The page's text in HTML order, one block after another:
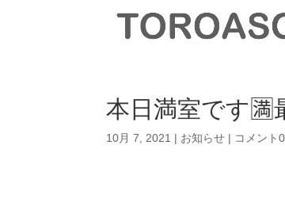
本日満室です🈵
10月 7, 2021 | お知らせ | コメント